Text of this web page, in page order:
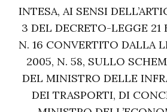
INTESA, AI SENSI
3 DEL DECRETO-LEGGE 21
N. 16 CONVERTITO DALLA
2005, N. 58, SULLO
DEL MINISTRO DELLE
DEI TRASPORTI, DI